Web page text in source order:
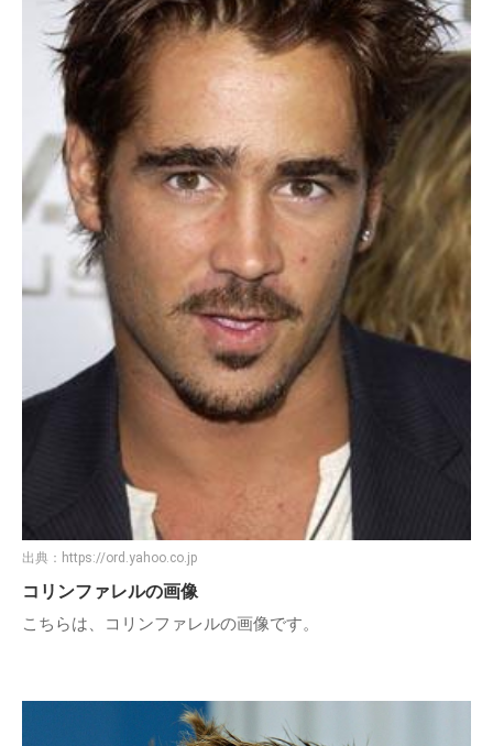
出典： https://ord.yahoo.co.jp
コリンファレルの画像
こちらは、コリンファレルの画像です。